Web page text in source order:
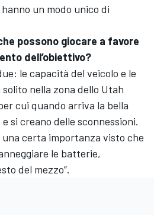
un modo unico di
possono giocare a favore
dell’obiettivo?
le capacità del veicolo e le
nella zona dello Utah
cui quando arriva la bella
si creano delle sconnessioni.
certa importanza visto che
le batterie,
del mezzo”.